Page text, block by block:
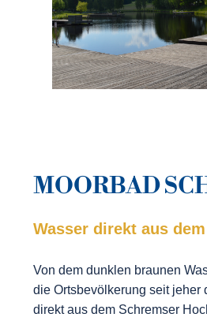
MOORBAD
Wasser direkt aus
Von dem dunklen braunen
die Ortsbevölkerung seit jeher
direkt aus dem Schremser